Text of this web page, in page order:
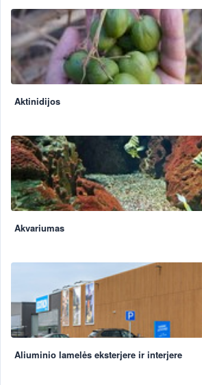
Aktinidijos
Akvariumas
Aliuminio lamelės eksterjere ir interjere